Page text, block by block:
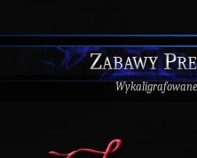
Zabawy